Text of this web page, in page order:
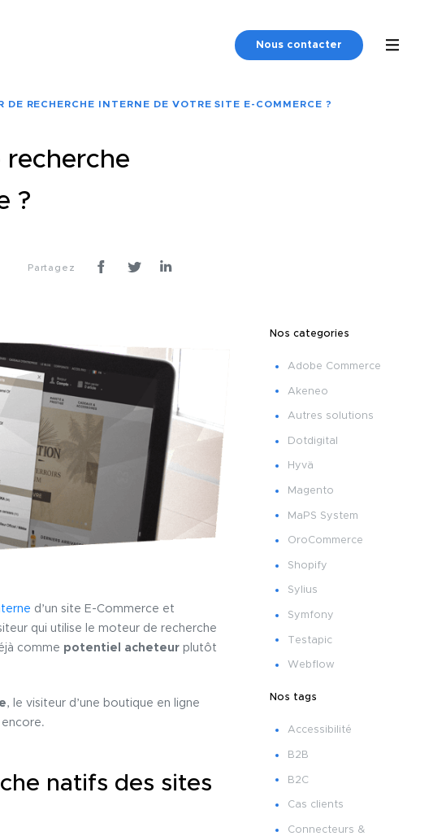
Nous contacter
RECHERCHE INTERNE DE VOTRE SITE E-COMMERCE ?
?
Partagez
d’un site E-Commerce et
qui utilise le moteur de recherche
comme potentiel acheteurplutôt
, le visiteur d’une boutique en ligne
natifs des sites
Nos categories
Adobe Commerce
Akeneo
Autres solutions
Dotdigital
Hyvä
Magento
MaPS System
OroCommerce
Shopify
Sylius
Symfony
Testapic
Webflow
Nos tags
Accessibilité
B2B
B2C
Cas clients
Connecteurs &